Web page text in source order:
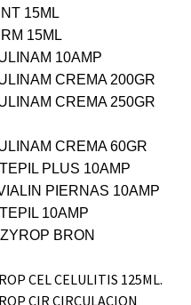
15ML
15ML
10AMP
CREMA 200GR
CREMA 250GR
CREMA 60GR
PLUS 10AMP
PIERNAS 10AMP
10AMP
BRON
CEL CELULITIS 125ML.
CIR CIRCULACION